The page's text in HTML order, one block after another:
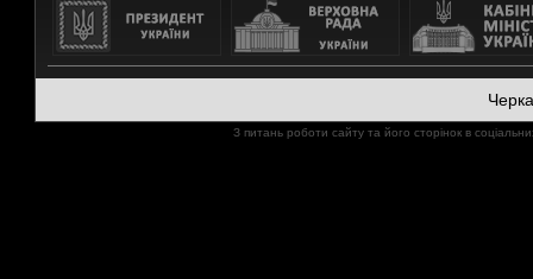
З питань роботи сайту та його сторінок в